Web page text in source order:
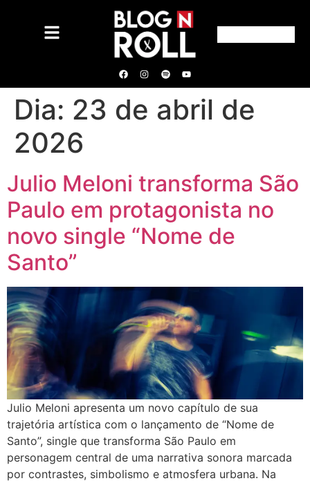
Dia: 23 de abril de
2026
Julio Meloni transforma São
Paulo em protagonista no
novo single “Nome de
Santo”
Julio Meloni apresenta um novo capítulo de sua
trajetória artística com o lançamento de “Nome de
Santo”, single que transforma São Paulo em
personagem central de uma narrativa sonora marcada
por contrastes, simbolismo e atmosfera urbana. Na